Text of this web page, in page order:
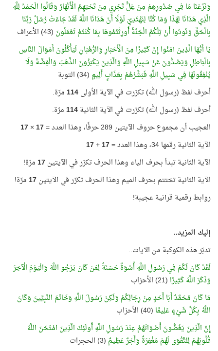
وَنَزَعْنَا مَا فِي صُدُورِهِمْ مِنْ غِلٍّ تَجْرِي مِنْ تَحْتِهِمُ الْأَنْهَارُ وَقَالُوا الْحَمْدُ لِلَّهِ
الَّذِي هَدَانَا لِهَذَا وَمَا كُنَّا لِنَهْتَدِيَ لَوْلَا أَنْ هَدَانَا اللَّهُ لَقَدْ جَاءَتْ رُسُلُ رَبِّنَا
بِالْحَقِّ وَنُودُوا أَنْ تِلْكُمُ الْجَنَّةُ أُورِثْتُمُوهَا بِمَا كُنْتُمْ تَعْمَلُونَ (43) الأعراف
يَا أَيُّهَا الَّذِينَ آمَنُوا إِنَّ كَثِيرًا مِنَ الْأَحْبَارِ وَالرُّهْبَانِ لَيَأْكُلُونَ أَمْوَالَ النَّاسِ
بِالْبَاطِلِ وَيَصُدُّونَ عَنْ سَبِيلِ اللَّهِ وَالَّذِينَ يَكْنِزُونَ الذَّهَبَ وَالْفِضَّةَ وَلَا
يُنْفِقُونَهَا فِي سَبِيلِ اللَّهِ فَبَشِّرْهُمْ بِعَذَابٍ أَلِيمٍ (34) التوبة
أحرف لفظ (رسول الله) تكرّرت في الآية الأولى114مرّة.
أحرف لفظ (رسول الله) تكرّرت في الآية الثانية114مرّة.
العجيب أن مجموع حروف الآيتين 289 حرفًا، وهذا العدد =
17
×
17
الآية الثانية رقمها 34، وهذا العدد =
17
+
17
الآية الثانية تبدأ بحرف الياء وهذا الحرف تكرّر في الآيتين17مرّة!
الآية الثانية تختتم بحرف الميم وهذا الحرف تكرّر في الآيتين17مرّة!
روابط رقمية قرآنية عجيبة!
إليك المزيد..
تدبّر هذه الكوكبة من الآيات..
لَقَدْ كَانَ لَكُمْ فِي رَسُولِ اللَّهِ أُسْوَةٌ حَسَنَةٌ لِمَنْ كَانَ يَرْجُو اللَّهَ وَالْيَوْمَ الْآخِرَ
وَذَكَرَ اللَّهَ كَثِيرًا (21) الأحزاب
مَا كَانَ مُحَمَّدٌ أَبَا أَحَدٍ مِنْ رِجَالِكُمْ وَلَكِنْ رَسُولَ اللَّهِ وَخَاتَمَ النَّبِيِّينَ وَكَانَ
اللَّهُ بِكُلِّ شَيْءٍ عَلِيمًا (40) الأحزاب
إِنَّ الَّذِينَ يَغُضُّونَ أَصْوَاتَهُمْ عِنْدَ رَسُولِ اللَّهِ أُولَئِكَ الَّذِينَ امْتَحَنَ اللَّهُ
قُلُوبَهُمْ لِلتَّقْوَى لَهُمْ مَغْفِرَةٌ وَأَجْرٌ عَظِيمٌ (3) الحجرات